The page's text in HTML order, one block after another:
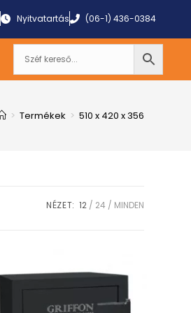
Nyitvatartás (06-1) 436-0384
> Termékek > 510 x 420 x 356
NÉZET: 12 24 MINDEN